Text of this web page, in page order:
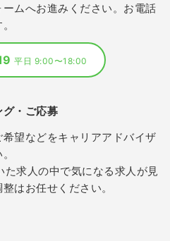
ームへお進みください。お電話
平日 9:00〜18:00
・ご応募
望などをキャリアアドバイザ
た求人の中で気になる求人が見
はお任せください。